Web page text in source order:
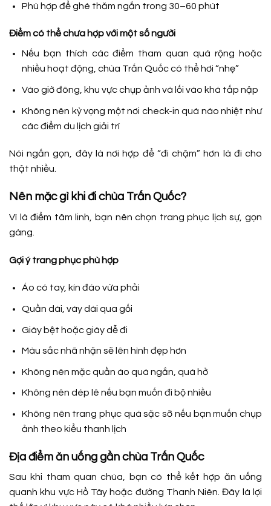
Phù hợp để ghé thăm ngắn trong 30–60 phút
Điểm có thể chưa hợp với một số người
Nếu bạn thích các điểm tham quan quá rộng hoặc
nhiều hoạt động, chùa Trấn Quốc có thể hơi “nhẹ”
Vào giờ đông, khu vực chụp ảnh và lối vào khá tấp nập
Không nên kỳ vọng một nơi check-in quá náo nhiệt như
các điểm du lịch giải trí
Nói ngắn gọn, đây là nơi hợp để “đi chậm” hơn là đi cho
thật nhiều.
Nên mặc gì khi đi chùa Trấn Quốc?
Vì là điểm tâm linh, bạn nên chọn trang phục lịch sự, gọn
gàng.
Gợi ý trang phục phù hợp
Áo có tay, kín đáo vừa phải
Quần dài, váy dài qua gối
Giày bệt hoặc giày dễ đi
Màu sắc nhã nhặn sẽ lên hình đẹp hơn
Không nên mặc quần áo quá ngắn, quá hở
Không nên dép lê nếu bạn muốn đi bộ nhiều
Không nên trang phục quá sặc sỡ nếu bạn muốn chụp
ảnh theo kiểu thanh lịch
Địa điểm ăn uống gần chùa Trấn Quốc
Sau khi tham quan chùa, bạn có thể kết hợp ăn uống
quanh khu vực Hồ Tây hoặc đường Thanh Niên. Đây là lợi